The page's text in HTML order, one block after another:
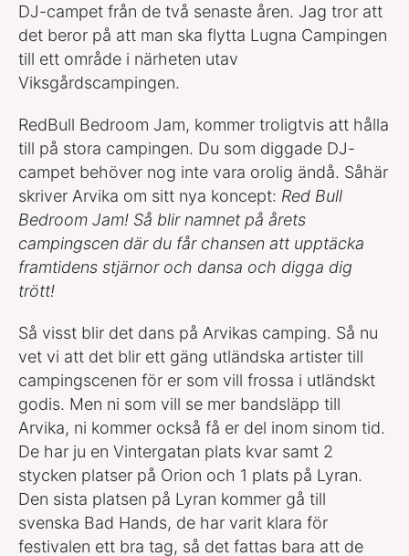
DJ-campet från de två senaste åren. Jag tror att
det beror på att man ska flytta Lugna Campingen
till ett område i närheten utav
Viksgårdscampingen.
RedBull Bedroom Jam, kommer troligtvis att hålla
till på stora campingen. Du som diggade DJ-
campet behöver nog inte vara orolig ändå. Såhär
skriver Arvika om sitt nya koncept: Red Bull
Bedroom Jam! Så blir namnet på årets
campingscen där du får chansen att upptäcka
framtidens stjärnor och dansa och digga dig
trött!
Så visst blir det dans på Arvikas camping. Så nu
vet vi att det blir ett gäng utländska artister till
campingscenen för er som vill frossa i utländskt
godis. Men ni som vill se mer bandsläpp till
Arvika, ni kommer också få er del inom sinom tid.
De har ju en Vintergatan plats kvar samt 2
stycken platser på Orion och 1 plats på Lyran.
Den sista platsen på Lyran kommer gå till
svenska Bad Hands, de har varit klara för
festivalen ett bra tag, så det fattas bara att de